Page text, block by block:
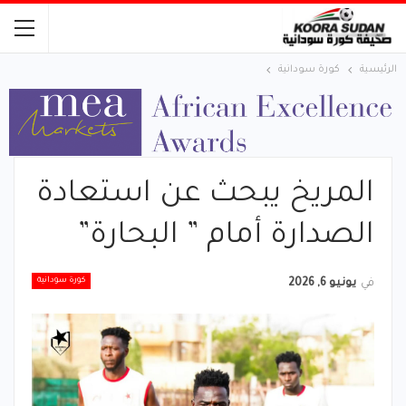
الرئيسية كورة سودانية
المريخ يبحث عن استعادة
الصدارة أمام ” البحارة”
كورة سودانية في يونيو 6, 2026